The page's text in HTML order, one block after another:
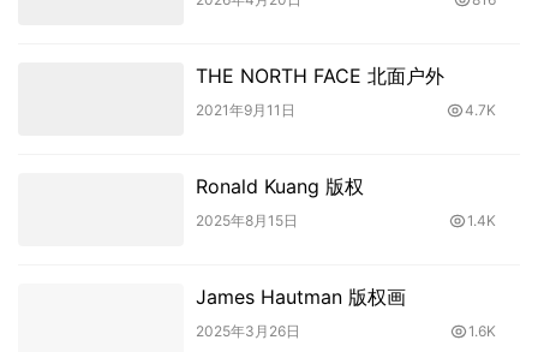
THE NORTH FACE 北面户外
2021年9月11日 4.7K
Ronald Kuang 版权
2025年8月15日 1.4K
James Hautman 版权画
2025年3月26日 1.6K